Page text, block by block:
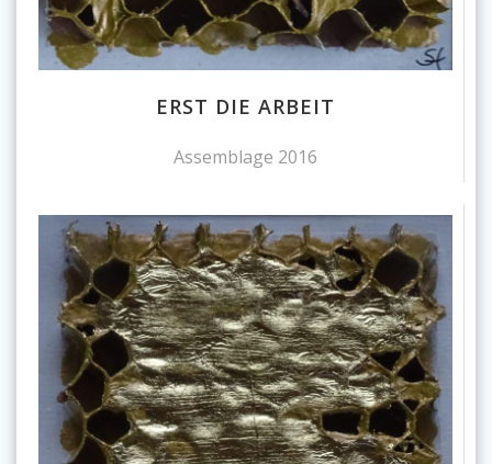
ERST DIE ARBEIT
Assemblage 2016